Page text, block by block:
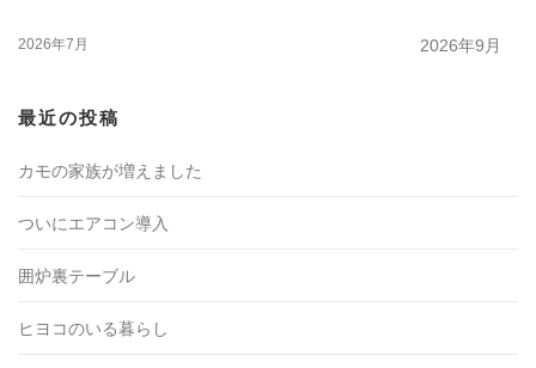
2026年7月 2026年9月
最近の投稿
カモの家族が増えました
ついにエアコン導入
囲炉裏テーブル
ヒヨコのいる暮らし